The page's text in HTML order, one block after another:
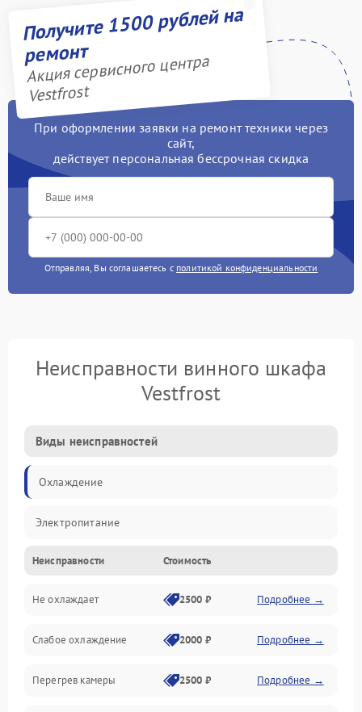
Получите 1500 рублей на
ремонт
Акция сервисного центра
Vestfrost
При оформлении заявки на ремонт техники через
сайт,
действует персональная бессрочная скидка
Отправляя, Вы соглашаетесь с политикой конфиденциальности
Неисправности винного шкафа
Vestfrost
Виды неисправностей
Охлаждение
Электропитание
Неисправности Стоимость
Не охлаждает 2500 ₽ Подробнее →
Слабое охлаждение 2000 ₽ Подробнее →
Перегрев камеры 2500 ₽ Подробнее →